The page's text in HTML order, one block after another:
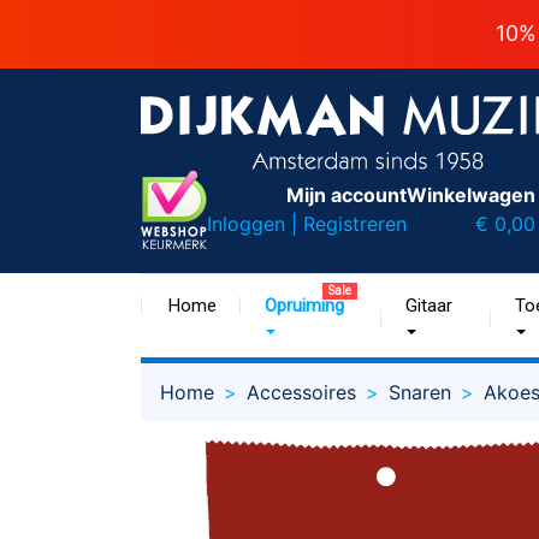
Mijn account
Inloggen | Registreren
Winkelwagen
€ 0,00
Home Opruiming
Sale
Gitaar
Home Accessoires Snaren